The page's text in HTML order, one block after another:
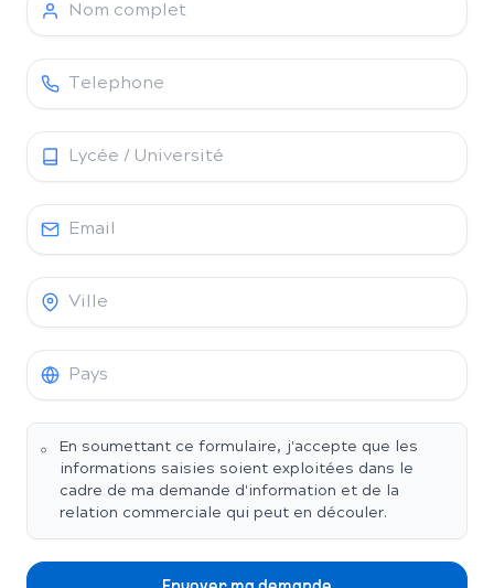
En soumettant ce formulaire, j'accepte que les
informations saisies soient exploitées dans le
cadre de ma demande d'information et de la
relation commerciale qui peut en découler.